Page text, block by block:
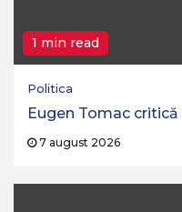
1 min read
Politica
Eugen Tomac
7 august 2026